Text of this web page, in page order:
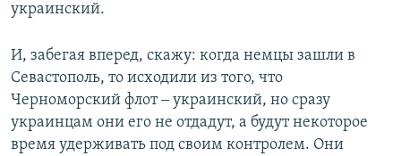
украинский.
И, забегая вперед, скажу: когда немцы зашли в
Севастополь, то исходили из того, что
Черноморский флот ‒ украинский, но сразу
украинцам они его не отдадут, а будут некоторое
время удерживать под своим контролем. Они